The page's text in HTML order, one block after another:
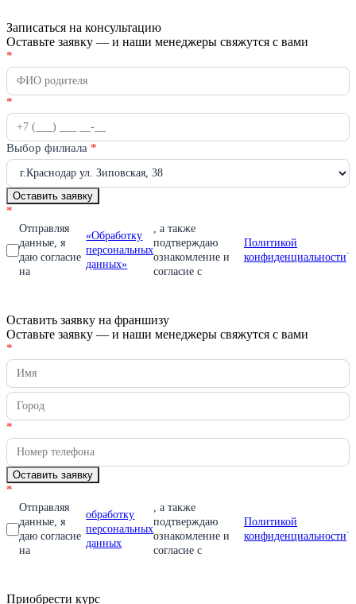
Записаться на консультацию
Оставьте заявку — и наши менеджеры свяжутся с вами
Получить
консультацию
*
*
Выбор филиала *
Оставить заявку
*
Отправляя
данные, я
даю согласие
на
«Обработку
персональных
данных»
, а также
подтверждаю
ознакомление и
согласие с
Политикой
конфиденциальности
.
Если
вы
человек,
оставьте
это
поле
пустым.
Оставить заявку на франшизу
Оставьте заявку — и наши менеджеры свяжутся с вами
Оставить
заявку
на
франшизу
*
*
Оставить заявку
*
Отправляя
данные, я
даю согласие
на
обработку
персональных
данных
, а также
подтверждаю
ознакомление и
согласие с
Политикой
конфиденциальности
.
Если
вы
человек,
оставьте
это
поле
Приобрести курс